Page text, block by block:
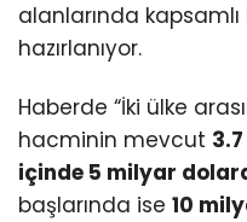
alanlarında
hazırlanıyor.
Haberde “İki ülke
hacminin mevcut
içinde 5 milyar
başlarında ise 10